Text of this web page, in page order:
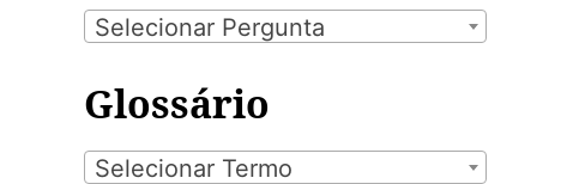
Selecionar Pergunta
Glossário
Selecionar Termo